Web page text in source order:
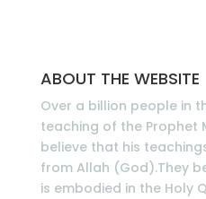
ABOUT THE WEBSITE
Over a billion people in
teaching of the Prophet
believe that his
from Allah (God).They
is embodied in the Holy